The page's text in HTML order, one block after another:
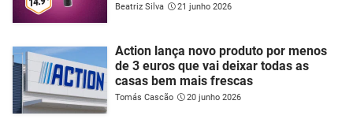
Beatriz Silva 21 junho 2026
Action lança novo produto por menos
de 3 euros que vai deixar todas as
casas bem mais frescas
Tomás Cascão 20 junho 2026